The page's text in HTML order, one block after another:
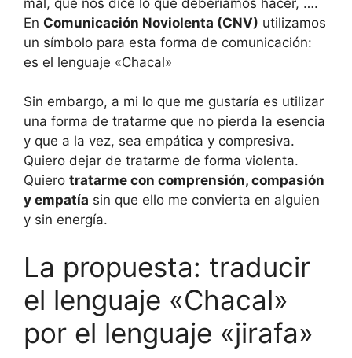
En Comunicación Noviolenta (CNV) utilizamos
un símbolo para esta forma de comunicación:
es el lenguaje «Chacal»
Sin embargo, a mi lo que me gustaría es utilizar
una forma de tratarme que no pierda la esencia
y que a la vez, sea empática y compresiva.
Quiero dejar de tratarme de forma violenta.
Quiero tratarme con comprensión, compasión
y empatía sin que ello me convierta en alguien
y sin energía.
La propuesta: traducir
el lenguaje «Chacal»
por el lenguaje «jirafa»